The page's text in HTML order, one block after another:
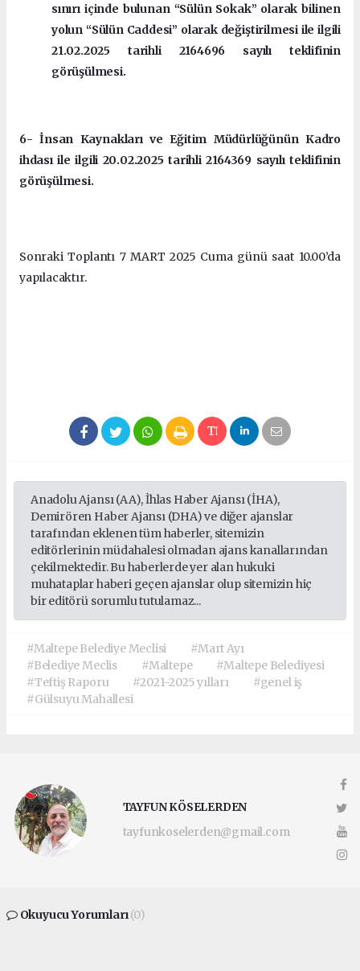
sınırı içinde bulunan “Sülün Sokak” olarak bilinen
yolun “Sülün Caddesi” olarak değiştirilmesiile ilgili
21.02.2025 tarihli 2164696 sayılı teklifinin
görüşülmesi.
6-İnsan Kaynakları ve Eğitim Müdürlüğünün Kadro
ihdası ile ilgili 20.02.2025 tarihli 2164369 sayılı teklifinin
görüşülmesi.
Sonraki Toplantı 7 MART 2025 Cuma günü saat 10.00’da
yapılacaktır.
Anadolu Ajansı (AA), İhlas Haber Ajansı (İHA),
Demirören Haber Ajansı (DHA) ve diğer ajanslar
tarafından eklenen tüm haberler, sitemizin
editörlerinin müdahalesi olmadan ajans kanallarından
çekilmektedir. Bu haberlerde yer alan hukuki
muhataplar haberi geçen ajanslar olup sitemizin hiç
bir editörü sorumlu tutulamaz...
#Maltepe Belediye Meclisi
#Mart Ayı
#Belediye Meclis
#Maltepe
#Maltepe Belediyesi
#Teftiş Raporu
#2021-2025 yılları
#genel iş
#Gülsuyu Mahallesi
TAYFUN KÖSELERDEN
tayfunkoselerden@gmail.com
Okuyucu Yorumları(0)